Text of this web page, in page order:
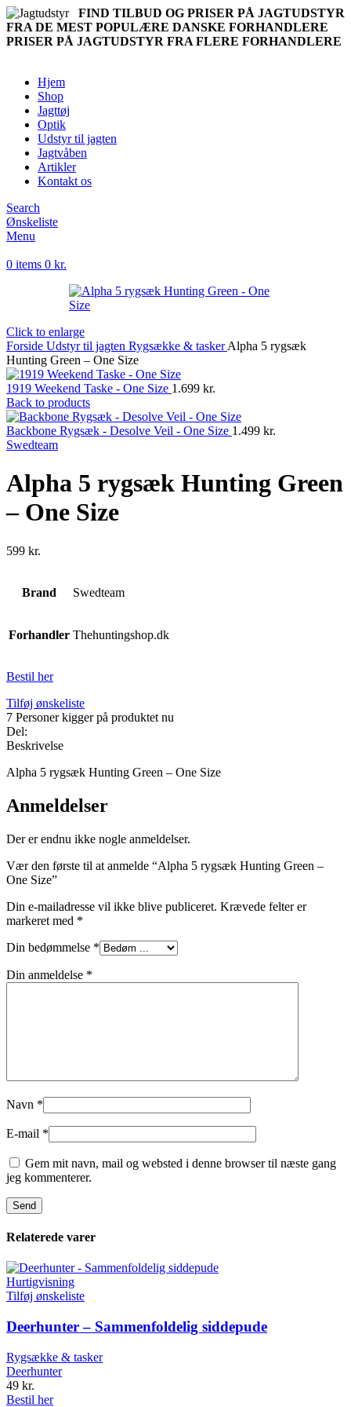
FIND TILBUD OG PRISER PÅ JAGTUDSTYR
FRA DE MEST POPULÆRE DANSKE FORHANDLERE
PRISER PÅ JAGTUDSTYR FRA FLERE FORHANDLERE
Hjem
Shop
Jagttøj
Optik
Udstyr til jagten
Jagtvåben
Artikler
Kontakt os
Search
Ønskeliste
Menu
0 items 0 kr.
Click to enlarge
Forside Udstyr til jagten Rygsække & taskerAlpha 5 rygsæk
Hunting Green – One Size
1919 Weekend Taske - One Size 1.699 kr.
Back to products
Backbone Rygsæk - Desolve Veil - One Size 1.499 kr.
Swedteam
Alpha 5 rygsæk Hunting Green
– One Size
599 kr.
Brand Swedteam
Forhandler Thehuntingshop.dk
Bestil her
Tilføj ønskeliste
7 Personer kigger på produktet nu
Del:
Beskrivelse
Alpha 5 rygsæk Hunting Green – One Size
Anmeldelser
Der er endnu ikke nogle anmeldelser.
Vær den første til at anmelde “Alpha 5 rygsæk Hunting Green –
One Size”
Din e-mailadresse vil ikke blive publiceret. Krævede felter er
markeret med *
Din bedømmelse *
Din anmeldelse *
Navn *
E-mail *
Gem mit navn, mail og websted i denne browser til næste gang
jeg kommenterer.
Relaterede varer
Hurtigvisning
Tilføj ønskeliste
Deerhunter – Sammenfoldelig siddepude
Rygsække & tasker
Deerhunter
49 kr.
Bestil her